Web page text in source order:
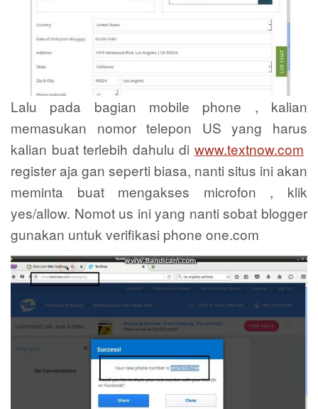
Lalu pada bagian mobile phone , kalian
memasukan nomor telepon US yang harus
kalian buat terlebih dahulu di www.textnow.com
register aja gan seperti biasa, nanti situs ini akan
meminta buat mengakses microfon , klik
yes/allow. Nomot us ini yang nanti sobat blogger
gunakan untuk verifikasi phone one.com